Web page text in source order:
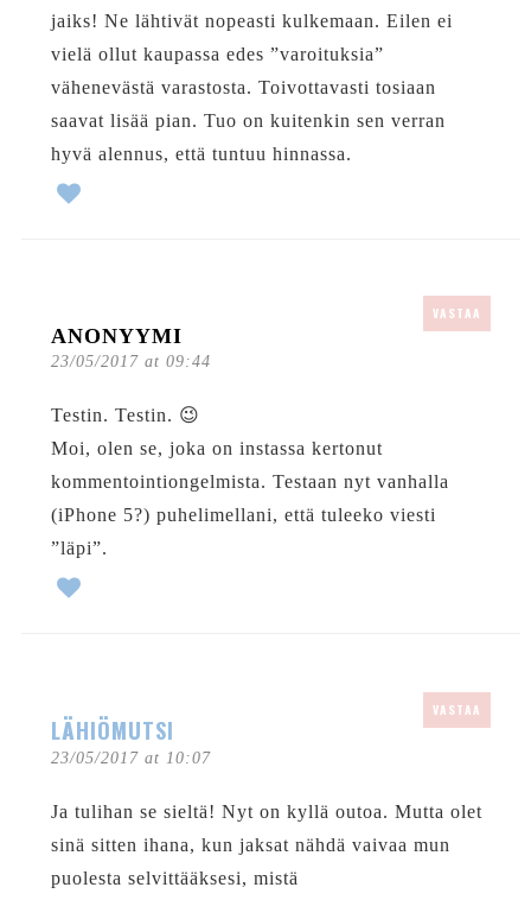
jaiks! Ne lähtivät nopeasti kulkemaan. Eilen ei
vielä ollut kaupassa edes ”varoituksia”
vähenevästä varastosta. Toivottavasti tosiaan
saavat lisää pian. Tuo on kuitenkin sen verran
hyvä alennus, että tuntuu hinnassa.
ANONYYMI
23/05/2017 at 09:44
VASTAA
Testin. Testin. 😉
Moi, olen se, joka on instassa kertonut
kommentointiongelmista. Testaan nyt vanhalla
(iPhone 5?) puhelimellani, että tuleeko viesti
”läpi”.
LÄHIÖMUTSI
23/05/2017 at 10:07
VASTAA
Ja tulihan se sieltä! Nyt on kyllä outoa. Mutta olet
sinä sitten ihana, kun jaksat nähdä vaivaa mun
puolesta selvittääksesi, mistä